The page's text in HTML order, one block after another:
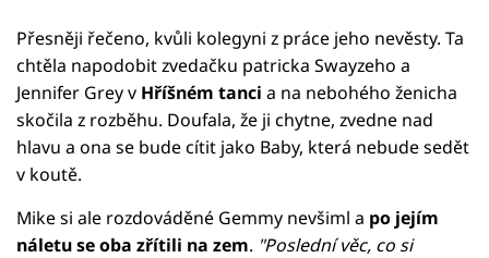
Přesněji řečeno, kvůli kolegyni z práce jeho nevěsty. Ta
chtěla napodobit zvedačku patricka Swayzeho a
Jennifer Grey v Hříšném tanci a na nebohého ženicha
skočila z rozběhu. Doufala, že ji chytne, zvedne nad
hlavu a ona se bude cítit jako Baby, která nebude sedět
v koutě.
Mike si ale rozdováděné Gemmy nevšiml a po jejím
náletu se oba zřítili na zem. "Poslední věc, co si